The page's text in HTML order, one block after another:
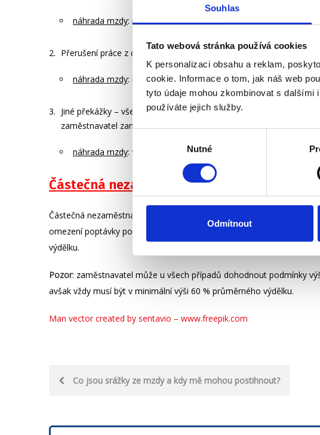
Souhlas
Tato webová stránka používá cookies
K personalizaci obsahu a reklam,
cookie. Informace o tom, jak náš web
tyto údaje mohou zkombinovat s
používáte jejich služby.
souhlasu
Nutné
Odmítnout
náhrada mzdy: nejméně 80 % průměrného výdělku.
Přerušení práce z důvodu nepříznivých povětrnostních vlivů nebo
náhrada mzdy: nejméně 60 % průměrného výdělku.
Jiné překážky – všechny ostatní situace, které se nastaly
zaměstnavatel zaměstnanci nepřiděluje práci. Např.: organizační
náhrada mzdy: ve výši průměrného výdělku.
Částečná nezaměstnanost
Částečná nezaměstnanost je zvláštní druh překážky v práci, při které
omezení poptávky po službách zaměstnavatele. I v tomto případě by
výdělku.
Pozor: zaměstnavatel může u všech případů dohodnout podmínky
avšak vždy musí být v minimální výši 60 % průměrného výdělku.
Man vector created by sentavio – www.freepik.com
PostCo jsou srážky ze mzdy a kdy mě mohou postihnout?